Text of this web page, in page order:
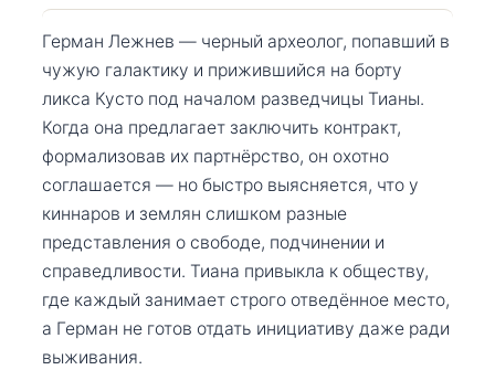
Герман Лежнев — черный археолог, попавший в
чужую галактику и прижившийся на борту
ликса Кусто под началом разведчицы Тианы.
Когда она предлагает заключить контракт,
формализовав их партнёрство, он охотно
соглашается — но быстро выясняется, что у
киннаров и землян слишком разные
представления о свободе, подчинении и
справедливости. Тиана привыкла к обществу,
где каждый занимает строго отведённое место,
а Герман не готов отдать инициативу даже ради
выживания.